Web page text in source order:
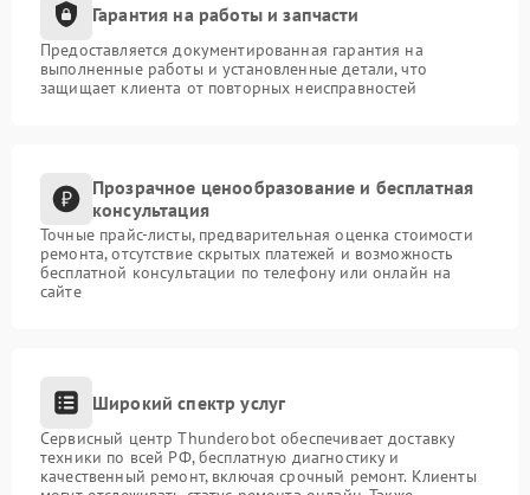
Гарантия на работы и запчасти
Предоставляется документированная гарантия на
выполненные работы и установленные детали, что
защищает клиента от повторных неисправностей
Прозрачное ценообразование и бесплатная
консультация
Точные прайс-листы, предварительная оценка стоимости
ремонта, отсутствие скрытых платежей и возможность
бесплатной консультации по телефону или онлайн на
сайте
Широкий спектр услуг
Сервисный центр Thunderobot обеспечивает доставку
техники по всей РФ, бесплатную диагностику и
качественный ремонт, включая срочный ремонт. Клиенты